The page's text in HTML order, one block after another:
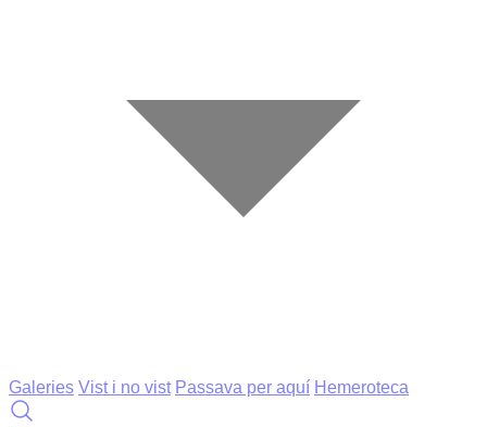
Galeries Vist i no vist Passava per aquí Hemeroteca